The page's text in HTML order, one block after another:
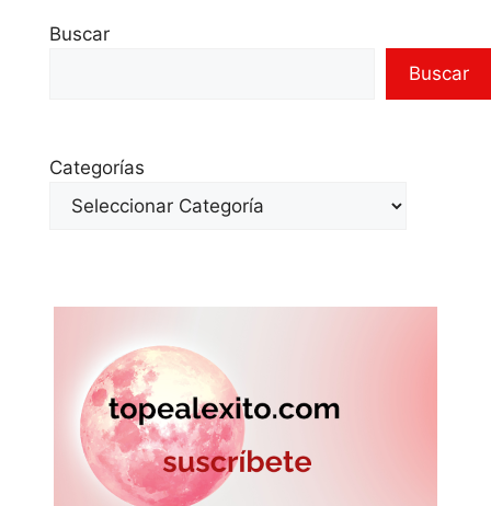
Buscar
Buscar
Categorías